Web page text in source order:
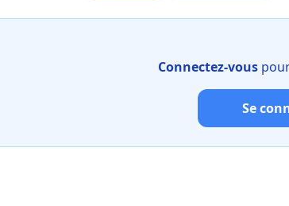
Connectez-vouspour
Se